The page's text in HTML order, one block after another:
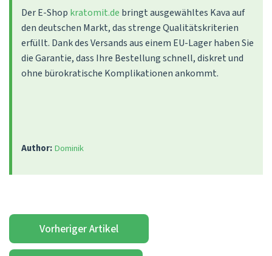
Der E-Shop kratomit.de bringt ausgewähltes Kava auf
den deutschen Markt, das strenge Qualitätskriterien
erfüllt. Dank des Versands aus einem EU-Lager haben Sie
die Garantie, dass Ihre Bestellung schnell, diskret und
ohne bürokratische Komplikationen ankommt.
Author:Dominik
Vorheriger Artikel